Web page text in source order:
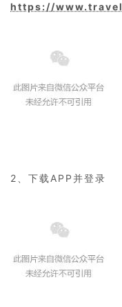
https://
2、下载APP并登录